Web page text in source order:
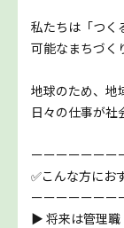
私たちは「つく
可能なまちづく
地球のため、地
日々の仕事が社
ーーーーーーー
✅こんな方にお
ーーーーーーー
▶ 将来は管理職